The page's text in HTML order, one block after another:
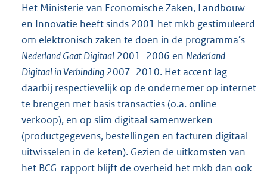
Het Ministerie van Economische Zaken, Landbouw
en Innovatie heeft sinds 2001 het mkb gestimuleerd
om elektronisch zaken te doen in de programma’s
Nederland Gaat Digitaal 2001–2006 en Nederland
Digitaal in Verbinding 2007–2010. Het accent lag
daarbij respectievelijk op de ondernemer op internet
te brengen met basis transacties (o.a. online
verkoop), en op slim digitaal samenwerken
(productgegevens, bestellingen en facturen digitaal
uitwisselen in de keten). Gezien de uitkomsten van
het BCG-rapport blijft de overheid het mkb dan ook